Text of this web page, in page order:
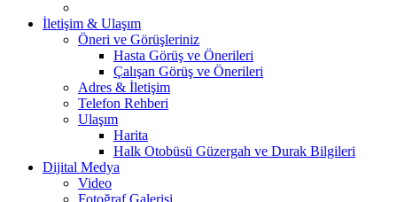
İletişim & Ulaşım
Öneri ve Görüşleriniz
Hasta Görüş ve Önerileri
Çalışan Görüş ve Önerileri
Adres & İletişim
Telefon Rehberi
Ulaşım
Harita
Halk Otobüsü Güzergah ve Durak Bilgileri
Dijital Medya
Video
Fotoğraf Galerisi